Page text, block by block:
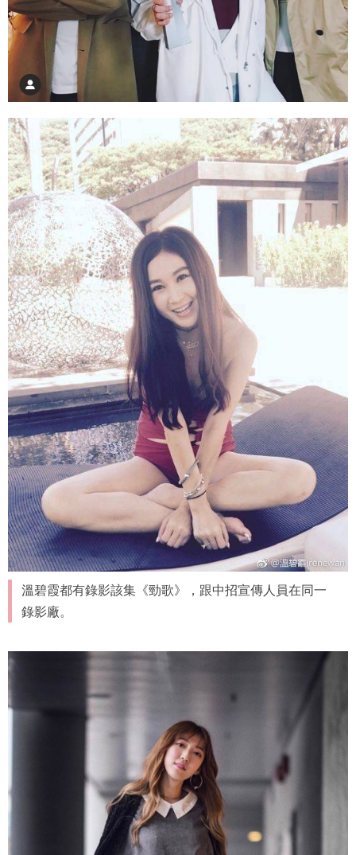
溫碧霞都有錄影該集《勁歌》，跟中招宣傳人員在同一
錄影廠。